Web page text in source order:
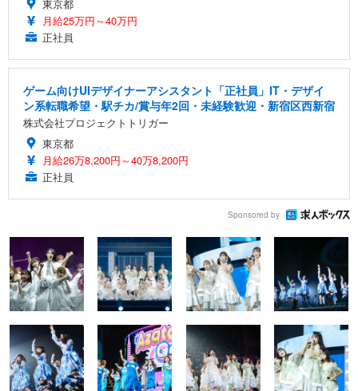
東京都
月給25万円～40万円
正社員
ゲーム向けUIデザイナーアシスタント「正社員」IT・デザイ
ン系転職希望・駅チカ/賞与年2回・未経験歓迎・新宿区西新宿
株式会社プロジェクトトリガー
東京都
月給26万8,200円～40万8,200円
正社員
Sponsored by